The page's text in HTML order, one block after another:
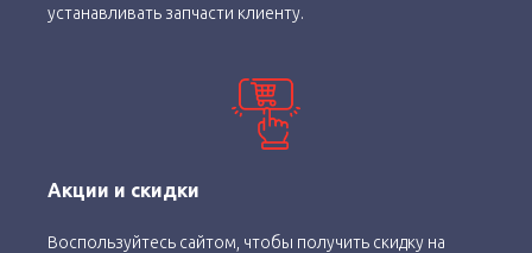
устанавливать запчасти клиенту.
Акции и скидки
Воспользуйтесь сайтом, чтобы получить скидку на